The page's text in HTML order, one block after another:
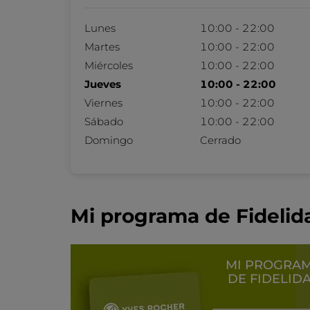
Lunes
10:00 - 22:00
Martes
10:00 - 22:00
Miércoles
10:00 - 22:00
Jueves
10:00 - 22:00
Viernes
10:00 - 22:00
Sábado
10:00 - 22:00
Domingo
Cerrado
Mi programa de
MI
DE